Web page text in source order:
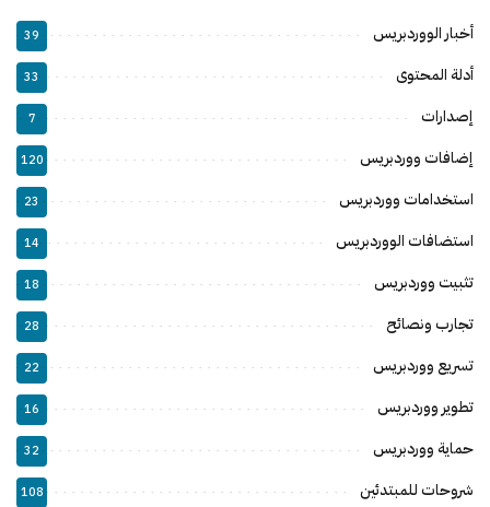
أخبار الووردبريس 39
أدلة المحتوى 33
إصدارات 7
إضافات ووردبريس 120
استخدامات ووردبريس 23
استضافات الووردبريس 14
تثبيت ووردبريس 18
تجارب ونصائح 28
تسريع ووردبريس 22
تطوير ووردبريس 16
حماية ووردبريس 32
شروحات للمبتدئين 108